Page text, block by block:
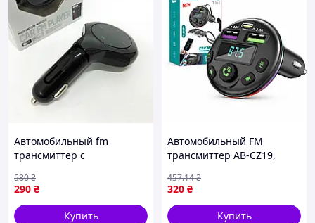
Автомобильный fm
трансмиттер с
Автомобильный bluetooth
передатчик UG-23
290 ₴
580₴
Купить
Автомобильный FM
трансмиттер AB-CZ19,
модулятор / FM
передатчик
320 ₴
457.14₴
Купить